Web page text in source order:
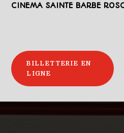
CINEMA SAINTE BARBE
BILLETTERIE EN
LIGNE